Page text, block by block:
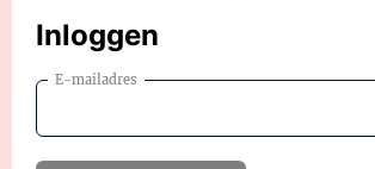
Inloggen
E-mailadres